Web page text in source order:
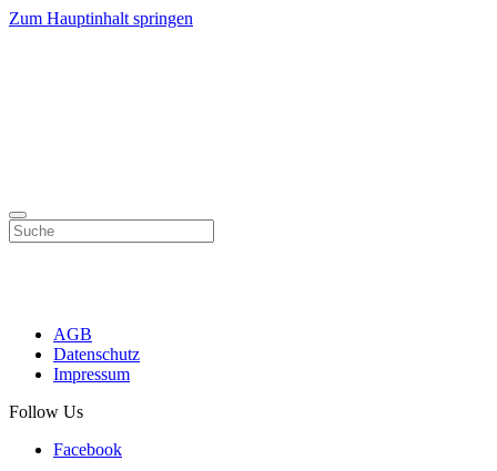
Zum Hauptinhalt springen
AGB
Datenschutz
Impressum
Follow Us
Facebook